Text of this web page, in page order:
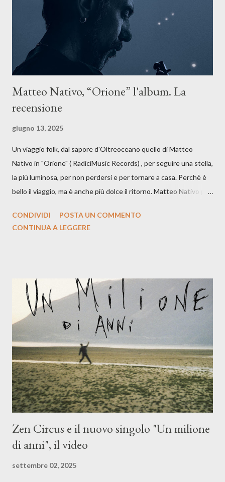
dichiarazione d’intenti: Cico Messina apre il suo nuovo percorso
artistico con una composizi...
Matteo Nativo, “Orione” l'album. La
recensione
giugno 13, 2025
Un viaggio folk, dal sapore d'Oltreoceano quello di Matteo
Nativo in "Orione" ( RadiciMusic Records) , per seguire una stella,
la più luminosa, per non perdersi e per tornare a casa. Perchè è
bello il viaggio, ma è anche più dolce il ritorno. Matteo Nativo per
indubbiamente matura e consapevole oltre che con ottimi
Dicevamo. Ed è da qui che il nostro inizia questo concept
musicale, con " Che ora è" , raccontando la separazione dalla
moglie, del senso di sconfitta e del caldo afoso che opprime,
giusta condizione di sopraffazione: "Non so che ora è, che giorno
è, di questa estate che...". E' raro fare uscire come singolo una
cover, ma...
CONDIVIDI
POSTA UN COMMENTO
CONTINUA A LEGGERE
Zen Circus e il nuovo singolo "Un milione
di anni", il video
settembre 02, 2025